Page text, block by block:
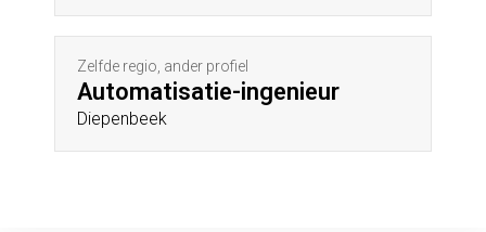
Zelfde regio, ander profiel
Automatisatie-ingenieur
Diepenbeek